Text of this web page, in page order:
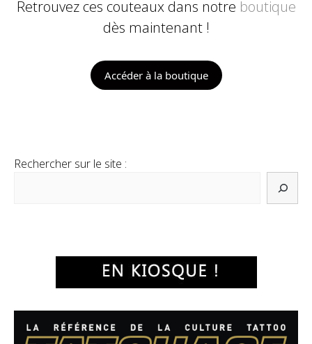
Retrouvez ces couteaux dans notre boutique
dès maintenant !
Accéder à la boutique
Rechercher sur le site :